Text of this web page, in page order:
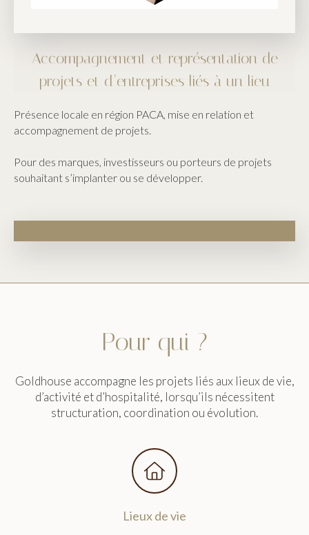
Accompagnement et représentation de
projets et d’entreprises liés à un lieu
Présence locale en région PACA, mise en relation et
accompagnement de projets.
Pour des marques, investisseurs ou porteurs de projets
souhaitant s’implanter ou se développer.
Pour qui ?
Goldhouse accompagne les projets liés aux lieux de vie,
d’activité et d’hospitalité, lorsqu’ils nécessitent
structuration, coordination ou évolution.
Lieux de vie